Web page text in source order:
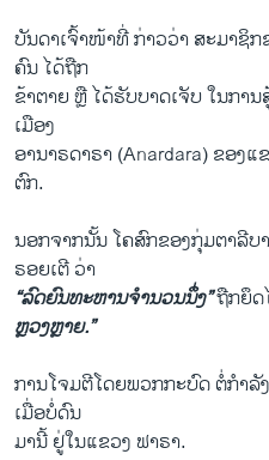
ພາສາຕ່າງໆ
ບັນດາເຈົ້າໜ້າທີ່ ກ່າວວ່າ ສະມາຊິ
ຄົນ ໄດ້ຖືກ
ຂ້າຕາຍ ຫຼື ໄດ້ຮັບບາດເຈັບ ໃນກາ
ເມືອງ
ອານາຣດາຣາ (Anardara) ຂອງ
ຕົກ.
ນອກຈາກນັ້ນ ໂຄສົກຂອງກຸ່ມຕາລີບ
ຣອຍເຕີ ວ່າ
“ລົດຍົນທະຫານຈຳນວນນຶ່ງ”ຖືກຍຶດ
ຫຼວງຫຼາຍ.”
ການໂຈມຕີໂດຍພວກກະບົດ ຕໍ່ກຳລັ
ເມື່ອບໍ່ດົນ
ມານີ້ ຢູ່ໃນແຂວງ ຟາຣາ.